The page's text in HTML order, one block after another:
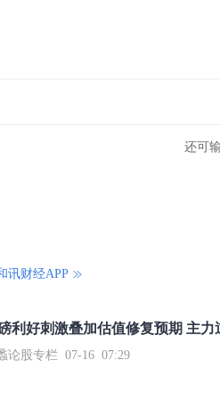
还可
讯财经APP
论股专栏 07-16 07:29